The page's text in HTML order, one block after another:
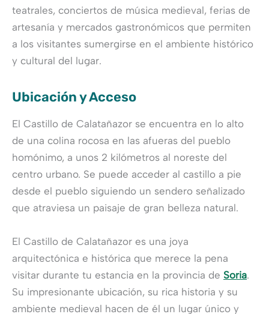
teatrales, conciertos de música medieval, ferias de
artesanía y mercados gastronómicos que permiten
a los visitantes sumergirse en el ambiente histórico
y cultural del lugar.
Ubicación y Acceso
El Castillo de Calatañazor se encuentra en lo alto
de una colina rocosa en las afueras del pueblo
homónimo, a unos 2 kilómetros al noreste del
centro urbano. Se puede acceder al castillo a pie
desde el pueblo siguiendo un sendero señalizado
que atraviesa un paisaje de gran belleza natural.
El Castillo de Calatañazor es una joya
arquitectónica e histórica que merece la pena
visitar durante tu estancia en la provincia de Soria.
Su impresionante ubicación, su rica historia y su
ambiente medieval hacen de él un lugar único y